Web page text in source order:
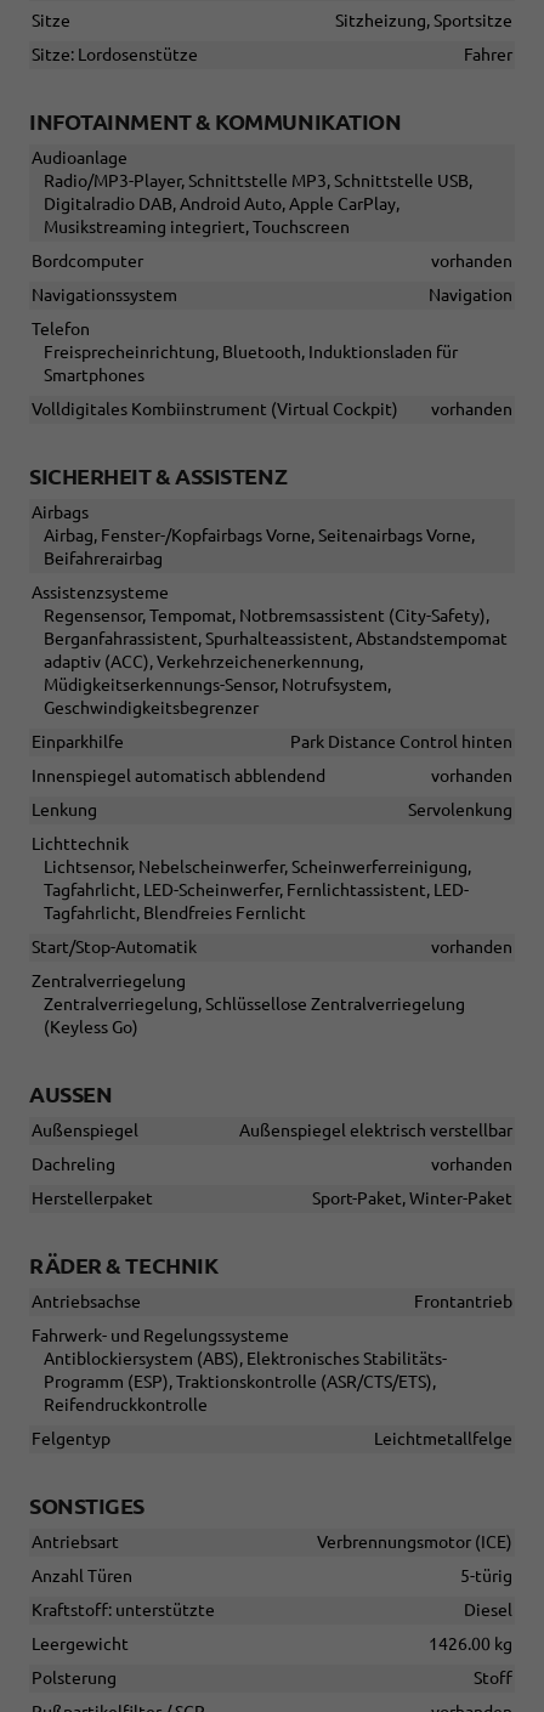
Sitze
Sitzheizung, Sportsitze
Sitze: Lordosenstütze
Fahrer
INFOTAINMENT & KOMMUNIKATION
Audioanlage
Radio/MP3-Player, Schnittstelle MP3, Schnittstelle USB,
Digitalradio DAB, Android Auto, Apple CarPlay,
Musikstreaming integriert, Touchscreen
Bordcomputer
vorhanden
Navigationssystem
Navigation
Telefon
Freisprecheinrichtung, Bluetooth, Induktionsladen für
Smartphones
Volldigitales Kombiinstrument (Virtual Cockpit)
vorhanden
SICHERHEIT & ASSISTENZ
Airbags
Airbag, Fenster-/Kopfairbags Vorne, Seitenairbags Vorne,
Beifahrerairbag
Assistenzsysteme
Regensensor, Tempomat, Notbremsassistent (City-Safety),
Berganfahrassistent, Spurhalteassistent, Abstandstempomat
adaptiv (ACC), Verkehrzeichenerkennung,
Müdigkeitserkennungs-Sensor, Notrufsystem,
Geschwindigkeitsbegrenzer
Einparkhilfe
Park Distance Control hinten
Innenspiegel automatisch abblendend
vorhanden
Lenkung
Servolenkung
Lichttechnik
Lichtsensor, Nebelscheinwerfer, Scheinwerferreinigung,
Tagfahrlicht, LED-Scheinwerfer, Fernlichtassistent, LED-
Tagfahrlicht, Blendfreies Fernlicht
Start/Stop-Automatik
vorhanden
Zentralverriegelung
Zentralverriegelung, Schlüssellose Zentralverriegelung
(Keyless Go)
AUSSEN
Außenspiegel
Außenspiegel elektrisch verstellbar
Dachreling
vorhanden
Herstellerpaket
Sport-Paket, Winter-Paket
RÄDER & TECHNIK
Antriebsachse
Frontantrieb
Fahrwerk- und Regelungssysteme
Antiblockiersystem (ABS), Elektronisches Stabilitäts-
Programm (ESP), Traktionskontrolle (ASR/CTS/ETS),
Reifendruckkontrolle
Felgentyp
Leichtmetallfelge
SONSTIGES
Antriebsart
Verbrennungsmotor (ICE)
Anzahl Türen
5-türig
Kraftstoff: unterstützte
Diesel
Leergewicht
1426.00 kg
Polsterung
Stoff